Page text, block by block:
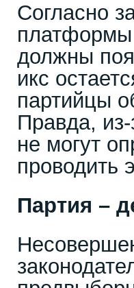
Согласно
платформы
должны
икс
партийцы
Правда,
не могут
проводить
Партия –